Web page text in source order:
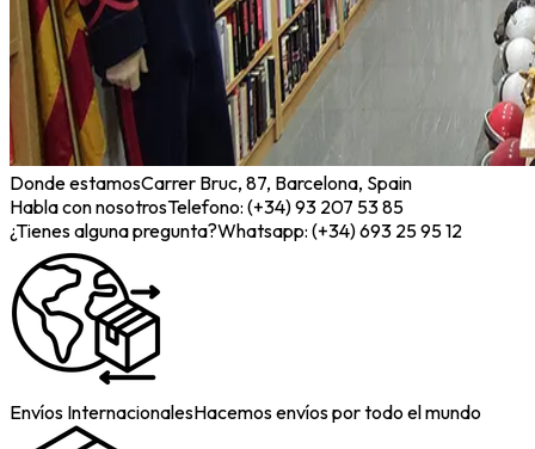
Donde estamosCarrer Bruc, 87, Barcelona, Spain
Habla con nosotrosTelefono: (+34) 93 207 53 85
¿Tienes alguna pregunta?Whatsapp: (+34) 693 25 95 12
Envíos InternacionalesHacemos envíos por todo el mundo